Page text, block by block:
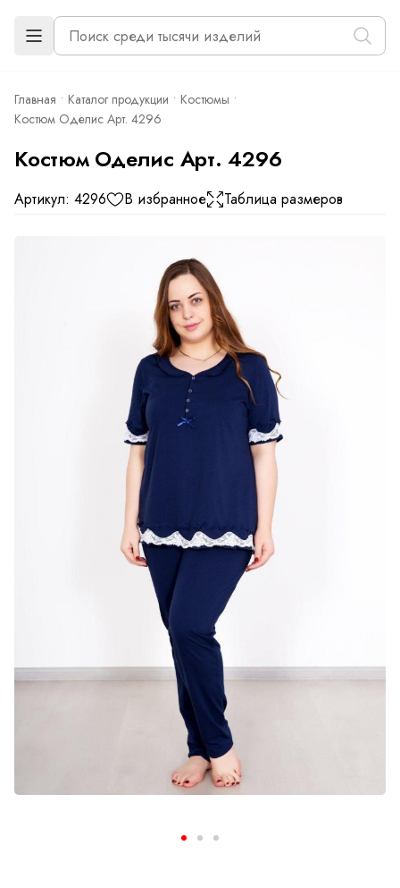
Главная Каталог продукции
Костюмы
Костюм Оделис Арт. 4296
Костюм Оделис Арт. 4296
Артикул: 4296 В избранное Таблица размеров